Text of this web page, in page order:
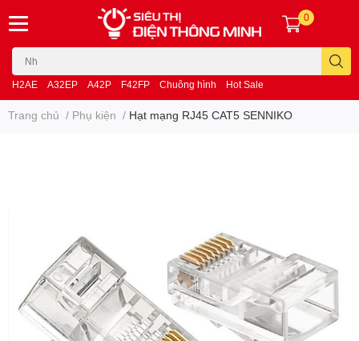
H2AE A32EP A42P F42FP Chuông hình Hot Sale
0
Trang chủ / Phụ kiện / Hạt mạng RJ45 CAT5 SENNIKO